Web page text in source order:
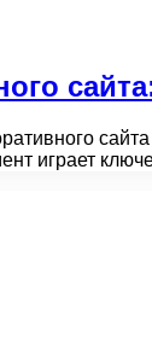
играет